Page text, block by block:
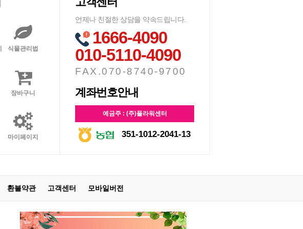
식물관리법
장바구니
마이페이지
언제나 친절한 상담을 약속드립니다.
1666-4090
010-5110-4090
FAX.070-8740-9700
계좌번호안내
예금주 : (주)플라워센터
351-1012-2041-13
환불약관 고객센터 모바일버전